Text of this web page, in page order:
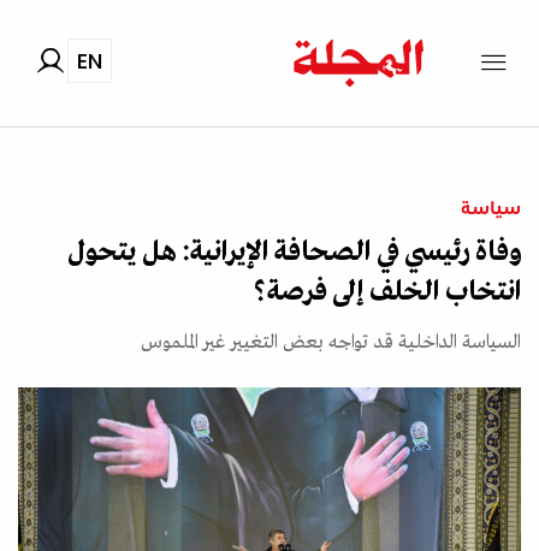
EN
سياسة
وفاة رئيسي في الصحافة الإيرانية: هل يتحول
انتخاب الخلف إلى فرصة؟
السياسة الداخلية قد تواجه بعض التغيير غير الملموس